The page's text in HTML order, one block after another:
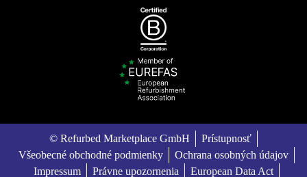
© Refurbed Marketplace GmbH
Prístupnosť
Všeobecné obchodné podmienky
Ochrana osobných údajov
Impressum
Právne upozornenia European Data Act